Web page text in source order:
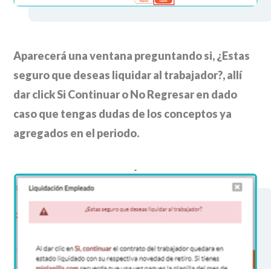
Aparecerá una ventana preguntando si, ¿Estas
seguro que deseas liquidar al trabajador?, allí
dar click Si Continuar o No Regresar en dado
caso que tengas dudas de los conceptos ya
agregados en el periodo.